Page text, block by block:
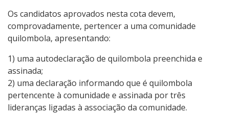
Os candidatos aprovados nesta cota devem,
comprovadamente, pertencer a uma comunidade
quilombola, apresentando:
1) uma autodeclaração de quilombola preenchida e
assinada;
2) uma declaração informando que é quilombola
pertencente à comunidade e assinada por três
lideranças ligadas à associação da comunidade.